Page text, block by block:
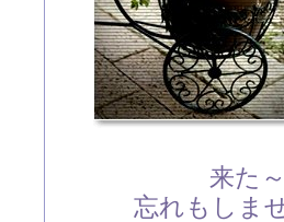
来た
忘れもしま